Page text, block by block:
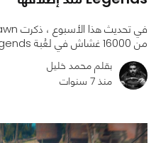
من 16000 غشاش في لعُبة Apex Legends ، وطلبت من
بقلم محمد خليل
منذ 7 سنوات